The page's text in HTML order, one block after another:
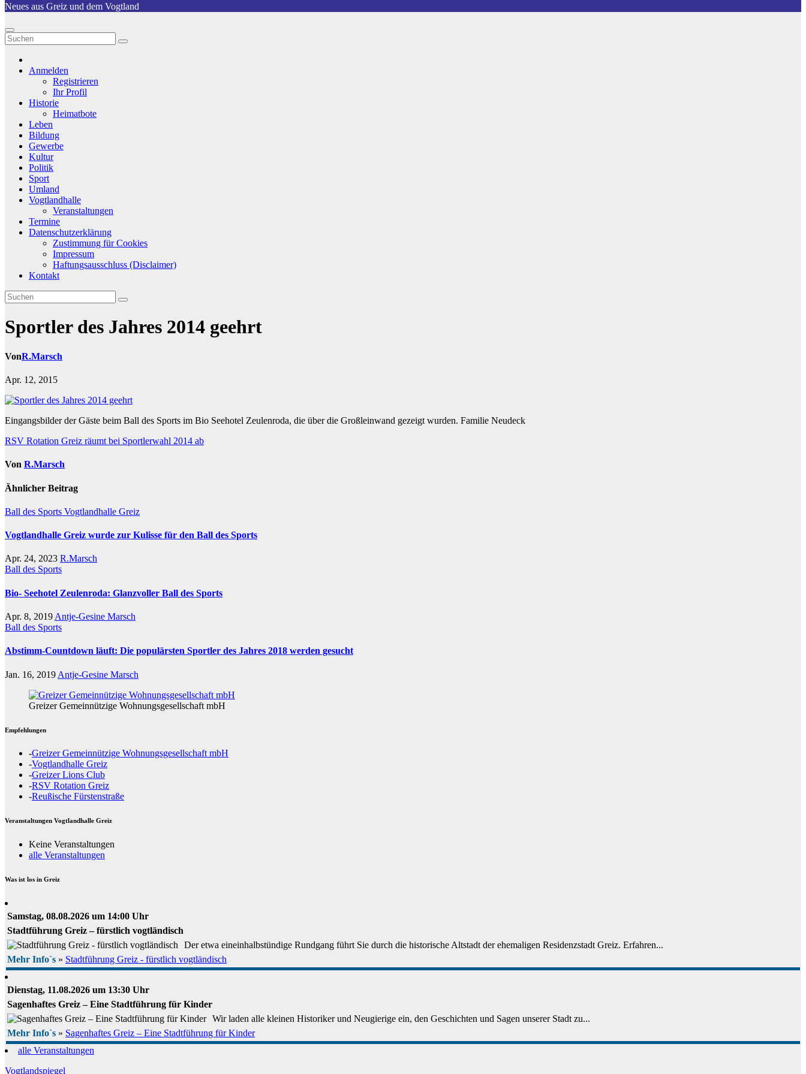
Neues aus Greiz und dem Vogtland
Anmelden
Registrieren
Ihr Profil
Historie
Heimatbote
Leben
Bildung
Gewerbe
Kultur
Politik
Sport
Umland
Vogtlandhalle
Veranstaltungen
Termine
Datenschutzerklärung
Zustimmung für Cookies
Impressum
Haftungsausschluss (Disclaimer)
Kontakt
Sportler des Jahres 2014 geehrt
VonR.Marsch
Apr. 12, 2015
Eingangsbilder der Gäste beim Ball des Sports im Bio Seehotel Zeulenroda, die über die Großleinwand gezeigt wurden. Familie Neudeck
Beitragsnavigation
RSV Rotation Greiz räumt bei Sportlerwahl 2014 ab
Von R.Marsch
Ähnlicher Beitrag
Ball des Sports Vogtlandhalle Greiz
Vogtlandhalle Greiz wurde zur Kulisse für den Ball des Sports
Apr. 24, 2023 R.Marsch
Ball des Sports
Bio- Seehotel Zeulenroda: Glanzvoller Ball des Sports
Apr. 8, 2019 Antje-Gesine Marsch
Ball des Sports
Abstimm-Countdown läuft: Die populärsten Sportler des Jahres 2018 werden gesucht
Jan. 16, 2019 Antje-Gesine Marsch
Greizer Gemeinnützige Wohnungsgesellschaft mbH
Empfehlungen
-Greizer Gemeinnützige Wohnungsgesellschaft mbH
-Vogtlandhalle Greiz
-Greizer Lions Club
-RSV Rotation Greiz
-Reußische Fürstenstraße
Veranstaltungen Vogtlandhalle Greiz
Keine Veranstaltungen
alle Veranstaltungen
Was ist los in Greiz
Samstag, 08.08.2026 um 14:00 Uhr
Stadtführung Greiz – fürstlich vogtländisch
Der etwa eineinhalbstündige Rundgang führt Sie durch die historische Altstadt der ehemaligen Residenzstadt Greiz. Erfahren...
Mehr Info`s » Stadtführung Greiz - fürstlich vogtländisch
Dienstag, 11.08.2026 um 13:30 Uhr
Sagenhaftes Greiz – Eine Stadtführung für Kinder
Wir laden alle kleinen Historiker und Neugierige ein, den Geschichten und Sagen unserer Stadt zu...
Mehr Info`s » Sagenhaftes Greiz – Eine Stadtführung für Kinder
alle Veranstaltungen
Vogtlandspiegel